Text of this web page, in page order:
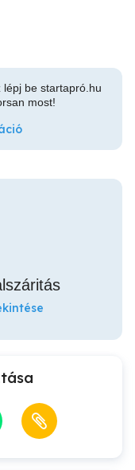
lépj be startapró.hu
most!